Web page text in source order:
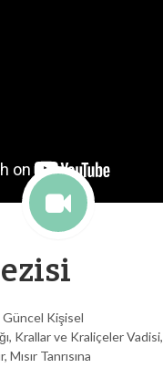
Güncel Kişisel
, Krallar ve Kraliçeler Vadisi,
, Mısır Tanrısına